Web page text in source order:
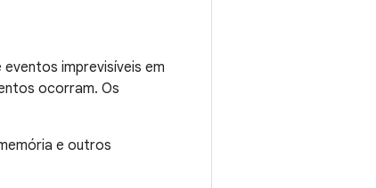
imprevisíveis em
ocorram. Os
e outros